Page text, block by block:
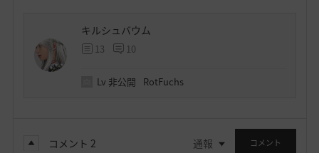
キルシュバウム
13 10
Lv 非公開 RotFuchs
コメント 2 通報 コメント